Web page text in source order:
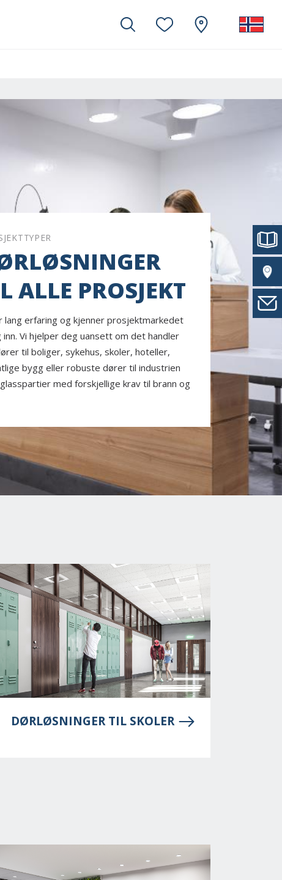
ALLE PROSJEKT
lang erfaring og kjenner prosjektmarkedet
inn. Vi hjelper deg uansett om det handler
til boliger, sykehus, skoler, hoteller,
bygg eller robuste dører til industrien
med forskjellige krav til brann og
DØRLØSNINGER TIL SKOLER